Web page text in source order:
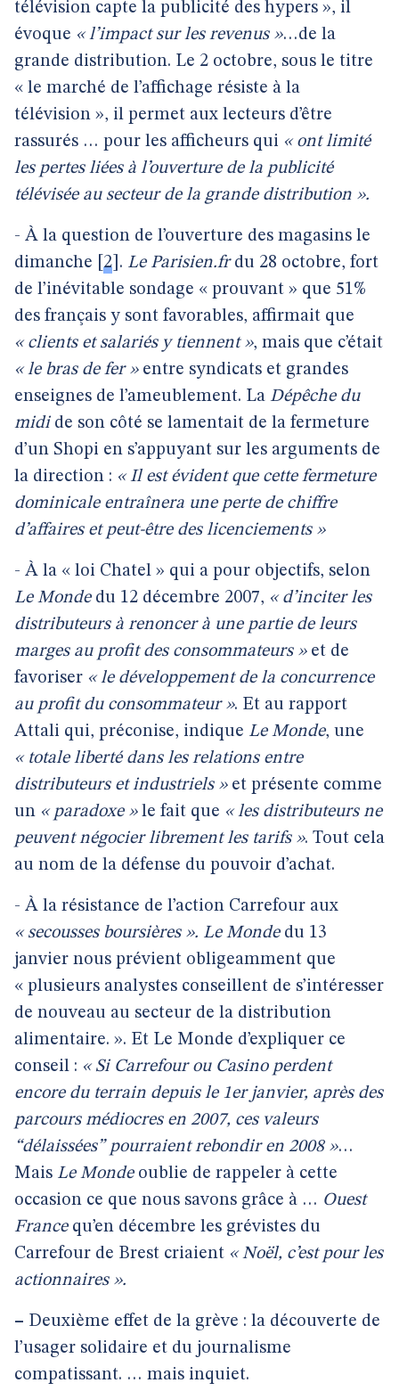
télévision capte la publicité des hypers », il
évoque « l’impact sur les revenus »…de la
grande distribution. Le 2 octobre, sous le titre
« le marché de l’affichage résiste à la
télévision », il permet aux lecteurs d’être
rassurés … pour les afficheurs qui « ont limité
les pertes liées à l’ouverture de la publicité
télévisée au secteur de la grande distribution ».
- À la question de l’ouverture des magasins le
dimanche
2 . Le Parisien.frdu 28 octobre, fort
de l’inévitable sondage « prouvant » que 51%
des français y sont favorables, affirmait que
« clients et salariés y tiennent », mais que c’était
« le bras de fer »entre syndicats et grandes
enseignes de l’ameublement. La Dépêche du
midide son côté se lamentait de la fermeture
d’un Shopi en s’appuyant sur les arguments de
la direction : « Il est évident que cette fermeture
dominicale entraînera une perte de chiffre
d’affaires et peut-être des licenciements »
- À la « loi Chatel » qui a pour objectifs, selon
Le Mondedu 12 décembre 2007, « d’inciter les
distributeurs à renoncer à une partie de leurs
marges au profit des consommateurs »et de
favoriser « le développement de la concurrence
au profit du consommateur ». Et au rapport
Attali qui, préconise, indique Le Monde, une
« totale liberté dans les relations entre
distributeurs et industriels »et présente comme
un « paradoxe »le fait que « les distributeurs ne
peuvent négocier librement les tarifs ». Tout cela
au nom de la défense du pouvoir d’achat.
- À la résistance de l’action Carrefour aux
« secousses boursières ». Le Mondedu 13
janvier nous prévient obligeamment que
« plusieurs analystes conseillent de s’intéresser
de nouveau au secteur de la distribution
alimentaire. ». Et Le Monde d’expliquer ce
conseil : « Si Carrefour ou Casino perdent
encore du terrain depuis le 1er janvier, après des
parcours médiocres en 2007, ces valeurs
“délaissées” pourraient rebondir en 2008 »…
Mais Le Mondeoublie de rappeler à cette
occasion ce que nous savons grâce à … Ouest
Francequ’en décembre les grévistes du
Carrefour de Brest criaient « Noël, c’est pour les
actionnaires ».
– Deuxième effet de la grève : la découverte de
l’usager solidaire et du journalisme
compatissant. … mais inquiet.